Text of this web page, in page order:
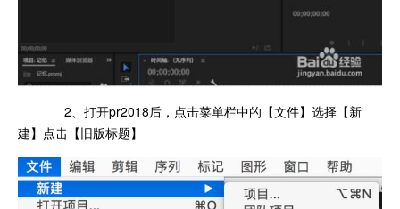
2、打开pr2018后，点击菜单栏中的【文件】选择【新
建】点击【旧版标题】